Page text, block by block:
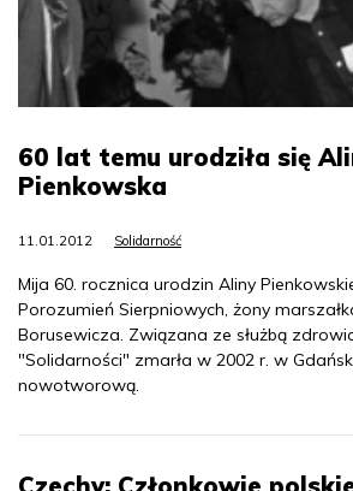
60 lat temu urodziła się
Pienkowska
11.01.2012 Solidarność
Mija 60. rocznica urodzin Aliny
Porozumień Sierpniowych, żony
Borusewicza. Związana ze służbą
"Solidarności" zmarła w 2002 r. w
nowotworową.